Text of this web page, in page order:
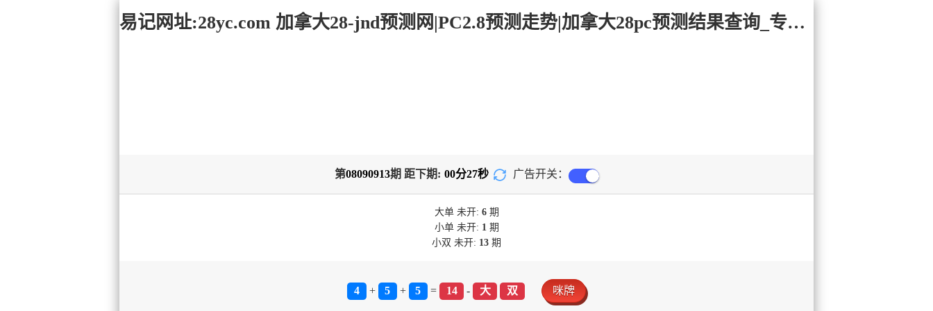
易记网址:28yc.com 加拿大28-jnd预测网|PC2.8预测走势|加拿大28pc预测结果查询_专注研究加拿大预测!
第08090913期 距下期: 00分27秒 广告开关：
大单 未开: 6期
小单 未开: 1期
小双 未开: 13 期
4 + 5 + 5 = 14 - 大 双 咪牌